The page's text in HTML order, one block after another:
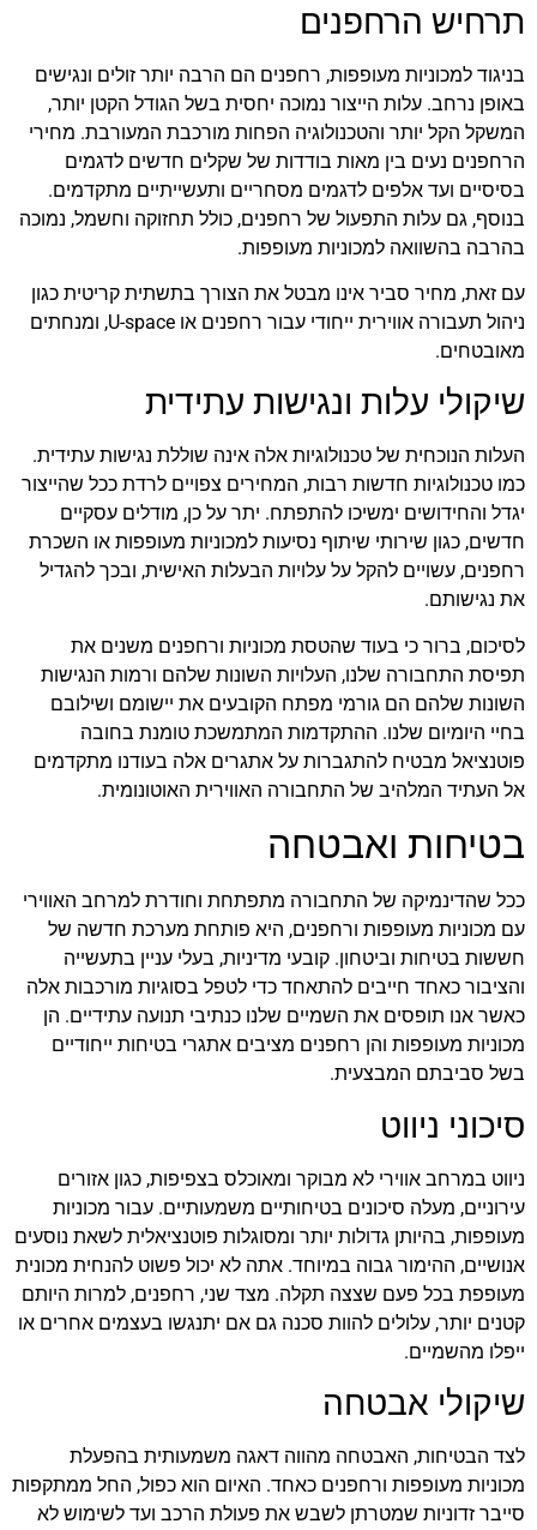
תרחיש הרחפנים
בניגוד למכוניות מעופפות, רחפנים הם הרבה יותר זולים ונגישים
באופן נרחב. עלות הייצור נמוכה יחסית בשל הגודל הקטן יותר,
המשקל הקל יותר והטכנולוגיה הפחות מורכבת המעורבת. מחירי
הרחפנים נעים בין מאות בודדות של שקלים חדשים לדגמים
בסיסיים ועד אלפים לדגמים מסחריים ותעשייתיים מתקדמים.
בנוסף, גם עלות התפעול של רחפנים, כולל תחזוקה וחשמל, נמוכה
בהרבה בהשוואה למכוניות מעופפות.
עם זאת, מחיר סביר אינו מבטל את הצורך בתשתית קריטית כגון
ניהול תעבורה אווירית ייחודי עבור רחפנים או U-space, ומנחתים
מאובטחים.
שיקולי עלות ונגישות עתידית
העלות הנוכחית של טכנולוגיות אלה אינה שוללת נגישות עתידית.
כמו טכנולוגיות חדשות רבות, המחירים צפויים לרדת ככל שהייצור
יגדל והחידושים ימשיכו להתפתח. יתר על כן, מודלים עסקיים
חדשים, כגון שירותי שיתוף נסיעות למכוניות מעופפות או השכרת
רחפנים, עשויים להקל על עלויות הבעלות האישית, ובכך להגדיל
את נגישותם.
לסיכום, ברור כי בעוד שהטסת מכוניות ורחפנים משנים את
תפיסת התחבורה שלנו, העלויות השונות שלהם ורמות הנגישות
השונות שלהם הם גורמי מפתח הקובעים את יישומם ושילובם
בחיי היומיום שלנו. ההתקדמות המתמשכת טומנת בחובה
פוטנציאל מבטיח להתגברות על אתגרים אלה בעודנו מתקדמים
אל העתיד המלהיב של התחבורה האווירית האוטונומית.
בטיחות ואבטחה
ככל שהדינמיקה של התחבורה מתפתחת וחודרת למרחב האווירי
עם מכוניות מעופפות ורחפנים, היא פותחת מערכת חדשה של
חששות בטיחות וביטחון. קובעי מדיניות, בעלי עניין בתעשייה
והציבור כאחד חייבים להתאחד כדי לטפל בסוגיות מורכבות אלה
כאשר אנו תופסים את השמיים שלנו כנתיבי תנועה עתידיים. הן
מכוניות מעופפות והן רחפנים מציבים אתגרי בטיחות ייחודיים
בשל סביבתם המבצעית.
סיכוני ניווט
ניווט במרחב אווירי לא מבוקר ומאוכלס בצפיפות, כגון אזורים
עירוניים, מעלה סיכונים בטיחותיים משמעותיים. עבור מכוניות
מעופפות, בהיותן גדולות יותר ומסוגלות פוטנציאלית לשאת נוסעים
אנושיים, ההימור גבוה במיוחד. אתה לא יכול פשוט להנחית מכונית
מעופפת בכל פעם שצצה תקלה. מצד שני, רחפנים, למרות היותם
קטנים יותר, עלולים להוות סכנה גם אם יתנגשו בעצמים אחרים או
ייפלו מהשמיים.
שיקולי אבטחה
לצד הבטיחות, האבטחה מהווה דאגה משמעותית בהפעלת
מכוניות מעופפות ורחפנים כאחד. האיום הוא כפול, החל ממתקפות
סייבר זדוניות שמטרתן לשבש את פעולת הרכב ועד לשימוש לא